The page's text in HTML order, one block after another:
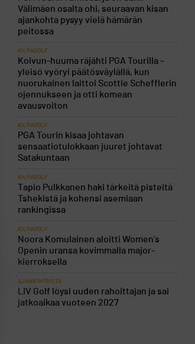
Välimäen osalta ohi, seuraavan kisan
ajankohta pysyy vielä hämärän
peitossa
KILPAGOLF
Koivun-huuma räjähti PGA Tourilla –
yleisö vyöryi päätösväylällä, kun
nuorukainen laittoi Scottie Schefflerin
ojennukseen ja otti komean
avausvoiton
KILPAGOLF
PGA Tourin kisaa johtavan
sensaatiotulokkaan juuret johtavat
Satakuntaan
KILPAGOLF
Tapio Pulkkanen haki tärkeitä pisteitä
Tshekistä ja kohensi asemiaan
rankingissa
KILPAGOLF
Noora Komulainen aloitti Women’s
Openin uransa kovimmalla major-
kierroksella
AJANKOHTAISTA
LIV Golf löysi uuden rahoittajan ja sai
jatkoaikaa vuoteen 2027